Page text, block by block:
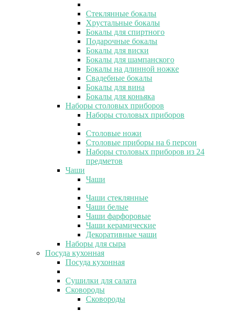
Стеклянные бокалы
Хрустальные бокалы
Бокалы для спиртного
Подарочные бокалы
Бокалы для виски
Бокалы для шампанского
Бокалы на длинной ножке
Свадебные бокалы
Бокалы для вина
Бокалы для коньяка
Наборы столовых приборов
Наборы столовых приборов
Столовые ножи
Столовые приборы на 6 персон
Наборы столовых приборов из 24
предметов
Чаши
Чаши
Чаши стеклянные
Чаши белые
Чаши фарфоровые
Чаши керамические
Декоративные чаши
Наборы для сыра
Посуда кухонная
Посуда кухонная
Сушилки для салата
Сковороды
Сковороды